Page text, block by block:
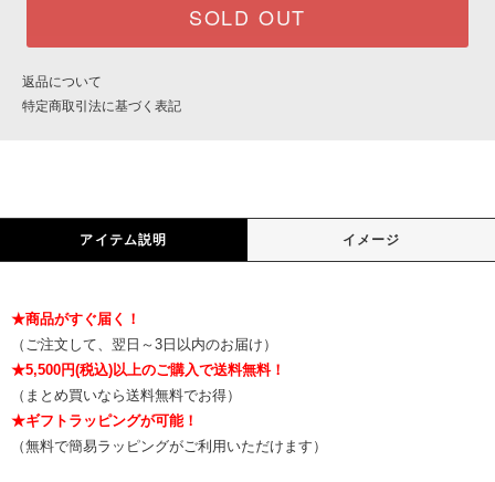
SOLD OUT
返品について
特定商取引法に基づく表記
アイテム説明 イメージ
★商品がすぐ届く！
（ご注文して、翌日～3日以内のお届け）
★5,500円(税込)以上のご購入で送料無料！
（まとめ買いなら送料無料でお得）
★ギフトラッピングが可能！
（無料で簡易ラッピングがご利用いただけます）